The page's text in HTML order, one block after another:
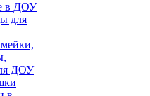
в ДОУ
для
ДОУ